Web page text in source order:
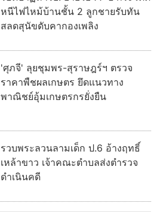
หนีไฟไหม้บ้านชั้น 2 ลูกชายรับทัน
สลดสุนัขดับคากองเพลิง
'ศุภจี' ลุยชุมพร-สุราษฎร์ฯ ตรวจ
ราคาพืชผลเกษตร ยึดแนวทาง
พาณิชย์อุ้มเกษตรกรยั่งยืน
รวบพระลวนลามเด็ก ป.6 อ้างฤทธิ์
เหล้าขาว เจ้าคณะตำบลส่งตำรวจ
ดำเนินคดี